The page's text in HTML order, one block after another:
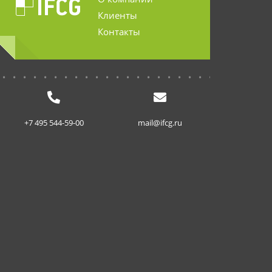
Клиенты
Контакты
+7 495 544-59-00 mail@ifcg.ru